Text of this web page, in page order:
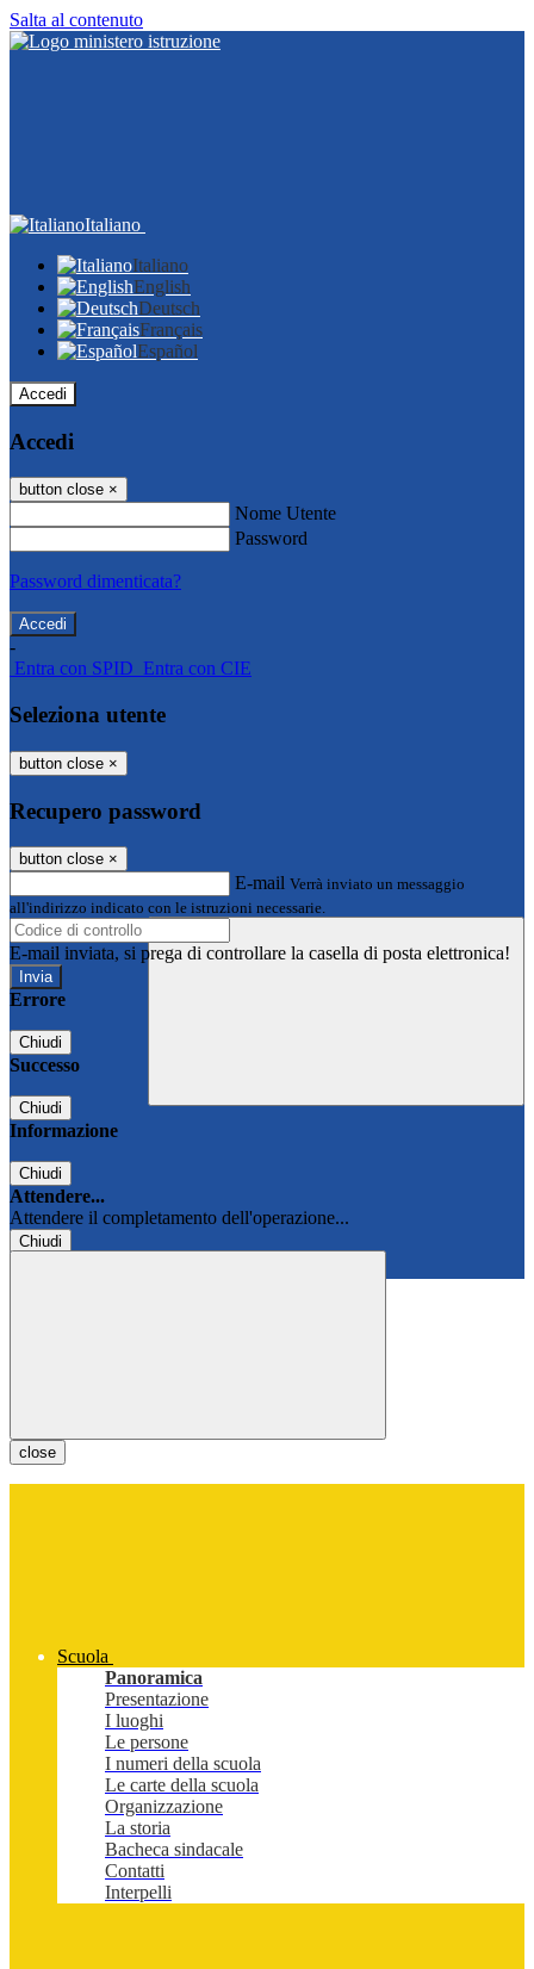
Salta al contenuto
Italiano
Italiano
English
Deutsch
Français
Español
Accedi
Accedi
button close ×
Nome Utente
Password
Password dimenticata?
-
Entra con SPID Entra con CIE
Seleziona utente
button close ×
Recupero password
button close ×
E-mail Verrà inviato un messaggio
all'indirizzo indicato con le istruzioni necessarie.
E-mail inviata, si prega di controllare la casella di posta elettronica!
Errore
Chiudi
Successo
Chiudi
Informazione
Chiudi
Attendere...
Attendere il completamento dell'operazione...
Chiudi
close
Scuola
Panoramica
Presentazione
I luoghi
Le persone
I numeri della scuola
Le carte della scuola
Organizzazione
La storia
Bacheca sindacale
Contatti
Interpelli